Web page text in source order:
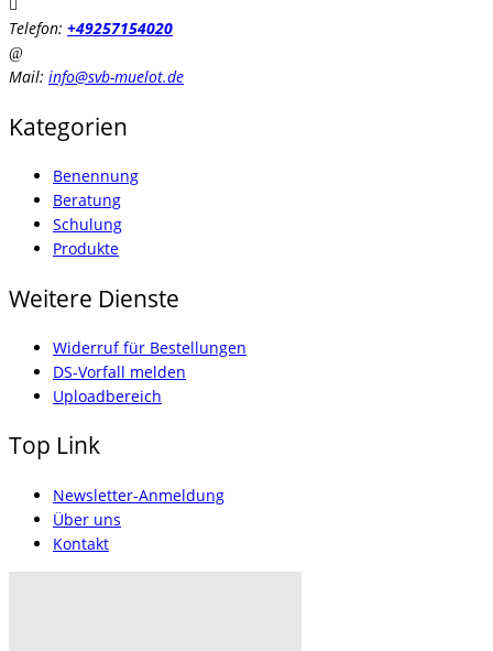
Telefon: +49257154020
Mail: info@svb-muelot.de
Kategorien
Benennung
Beratung
Schulung
Produkte
Weitere Dienste
Widerruf für Bestellungen
DS-Vorfall melden
Uploadbereich
Top Link
Newsletter-Anmeldung
Über uns
Kontakt